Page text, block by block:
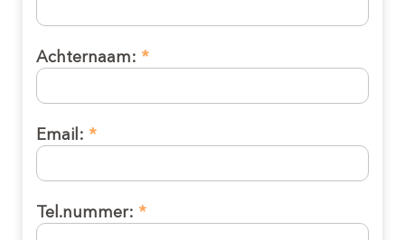
Achternaam: *
Email: *
Tel.nummer: *
Inschrijven peuteropvang